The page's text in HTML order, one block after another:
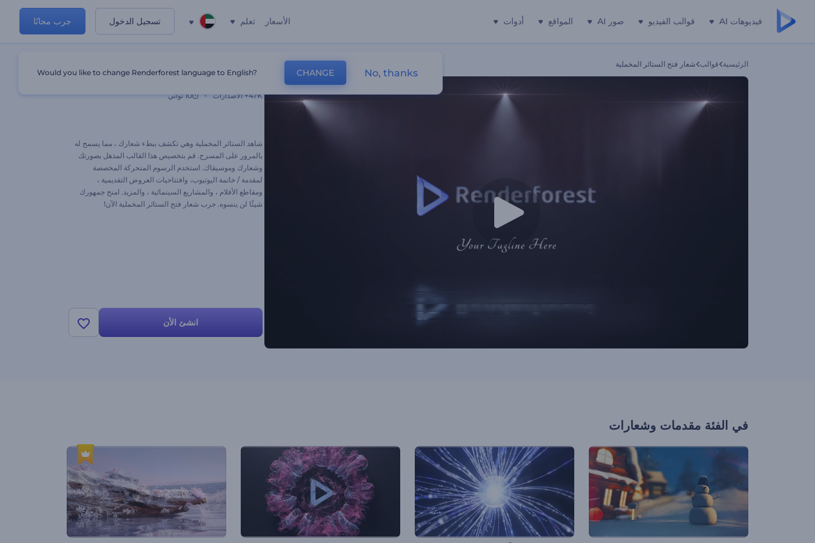
فيديوهات AI قوالب الفيديو صور AI المواقع أدوات الأسعار تعلم تسجيل الدخول جرب مجانًا
الرئيسية قوالب شعار فتح الستائر المخملية
47K+ الاصدارات 10 ثواني
شاهد الستائر المخملية وهي تكشف ببطء شعارك ، مما يسمح له
بالمرور على المسرح. قم بتخصيص هذا القالب المذهل بصورتك
وشعارك وموسيقاك. استخدم الرسوم المتحركة المخصصة
لمقدمة / خاتمة اليوتيوب، وافتتاحيات العروض التقديمية ،
ومقاطع الأفلام ، والمشاريع السينمائية ، والمزيد. امنح جمهورك
شيئًا لن ينسوه. جرب شعار فتح الستائر المخملية الآن!
انشئ الأن
في الفئة مقدمات وشعارات
Would you like to change Renderforest language to English? CHANGE No, thanks